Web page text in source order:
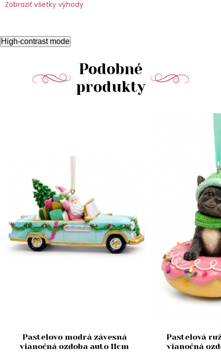
Zobraziť všetky výhody
High-contrast mode
Podobné
produkty
Pastelovo modrá závesná
vianočná ozdoba auto 11cm
Pastelová
vianočná